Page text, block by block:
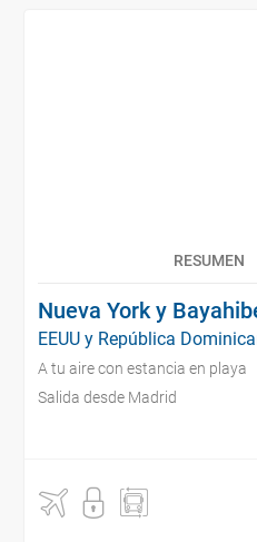
RESUMEN
Nueva York y
EEUU y República
A tu aire con estancia en playa
Salida desde Madrid